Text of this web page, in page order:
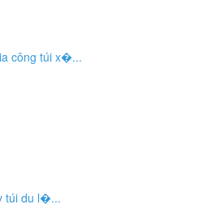
công túi x�...
túi du l�...